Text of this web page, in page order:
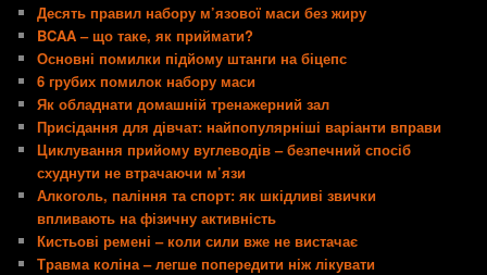
Десять правил набору м’язової маси без жиру
BCAA – що таке, як приймати?
Основні помилки підйому штанги на біцепс
6 грубих помилок набору маси
Як обладнати домашній тренажерний зал
Присідання для дівчат: найпопулярніші варіанти вправи
Циклування прийому вуглеводів – безпечний спосіб
схуднути не втрачаючи м’язи
Алкоголь, паління та спорт: як шкідливі звички
впливають на фізичну активність
Кистьові ремені – коли сили вже не вистачає
Травма коліна – легше попередити ніж лікувати